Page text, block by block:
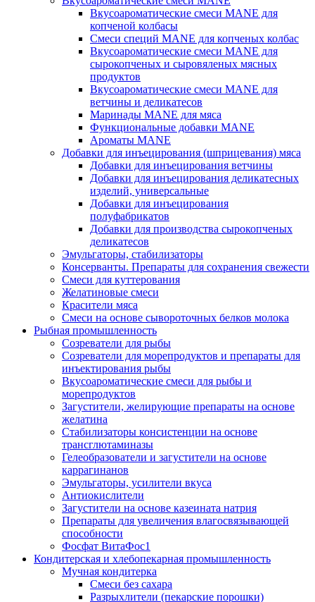
Вкусоароматические смеси MANE для
копченой колбасы
Смеси специй MANE для копченых колбас
Вкусоароматические смеси MANE для
сырокопченых и сыровяленых мясных
продуктов
Вкусоароматические смеси MANE для
ветчины и деликатесов
Маринады MANE для мяса
Функциональные добавки MANE
Ароматы MANE
Добавки для инъецирования (шприцевания) мяса
Добавки для инъецирования ветчины
Добавки для инъецирования деликатесных
изделий, универсальные
Добавки для инъецирования
полуфабрикатов
Добавки для производства сырокопченых
деликатесов
Эмульгаторы, стабилизаторы
Консерванты. Препараты для сохранения свежести
Смеси для куттерования
Желатиновые смеси
Красители мяса
Смеси на основе сывороточных белков молока
Рыбная промышленность
Созреватели для рыбы
Созреватели для морепродуктов и препараты для
инъектирования рыбы
Вкусоароматические смеси для рыбы и
морепродуктов
Загустители, желирующие препараты на основе
желатина
Стабилизаторы консистенции на основе
трансглютаминазы
Гелеобразователи и загустители на основе
каррагинанов
Эмульгаторы, усилители вкуса
Антиокислители
Загустители на основе казеината натрия
Препараты для увеличения влагосвязывающей
способности
Фосфат ВитаФос1
Кондитерская и хлебопекарная промышленность
Мучная кондитерка
Смеси без сахара
Разрыхлители (пекарские порошки)